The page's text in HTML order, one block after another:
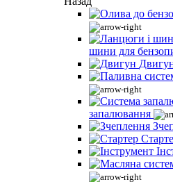
шини для
запалювання